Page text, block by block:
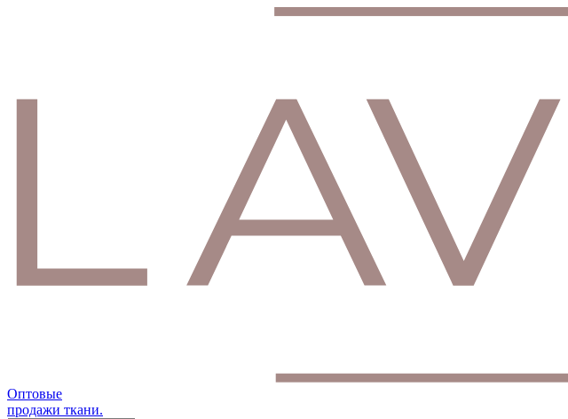
Оптовые
продажи ткани.